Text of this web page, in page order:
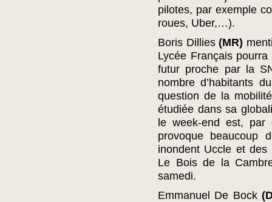
pilotes, par exemple
roues, Uber,…).
Boris Dillies (MR)
Lycée Français
futur proche par la
nombre d’habitants
question de la
étudiée dans sa
le week-end est, par
provoque beaucoup
inondent Uccle et des
Le Bois de la
samedi.
Emmanuel De Bock